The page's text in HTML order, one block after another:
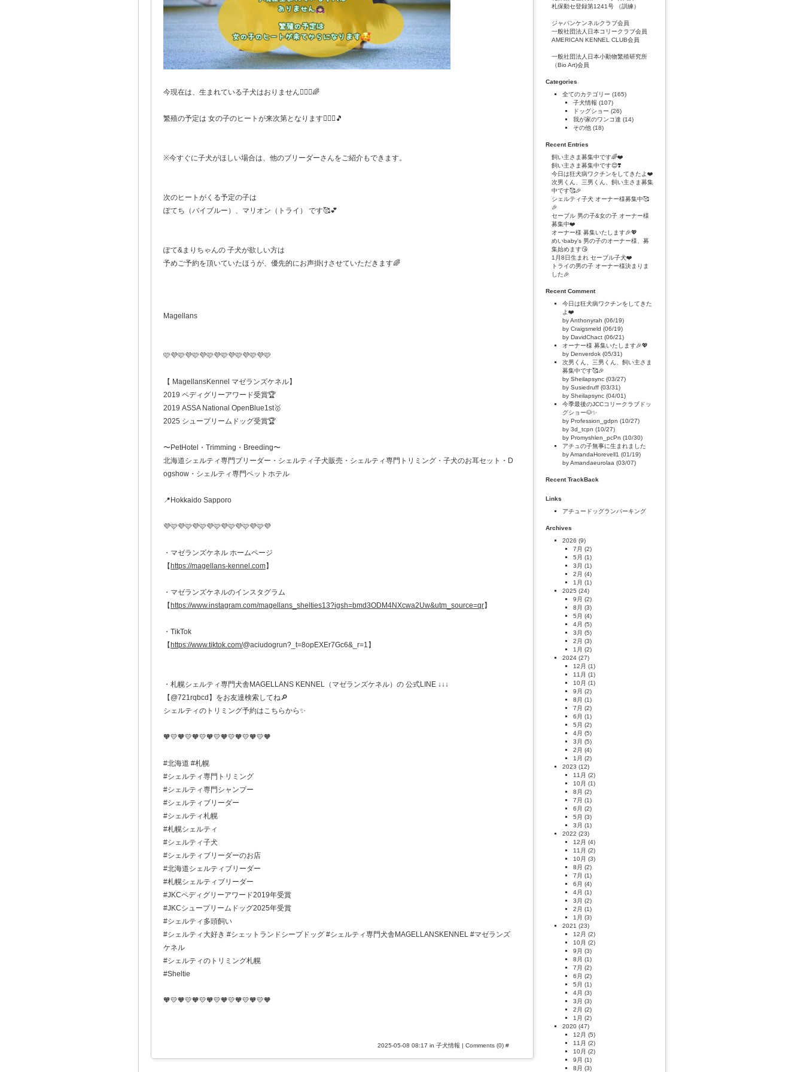
今現在は、生まれている子犬はおりません🙇🏻‍♀️🌈
繁殖の予定は 女の子のヒートが来次第となります🙋🏻‍♀️🎵
※今すぐに子犬がほしい場合は、他のブリーダーさんをご紹介もできます。
次のヒートがくる予定の子は
ぽてち（バイブルー）、マリオン（トライ） です🥰💕
ぽて&まりちゃんの 子犬が欲しい方は
予めご予約を頂いていたほうが、優先的にお声掛けさせていただきます🌈
Magellans
🩷💜🩷💜🩷💜🩷💜🩷💜🩷💜🩷💜🩷
【 MagellansKennel マゼランズケネル】
2019 ペディグリーアワード受賞🏆
2019 ASSA National OpenBlue1st🥇
2025 シュープリームドッグ受賞🏆
〜PetHotel・Trimming・Breeding〜
北海道シェルティ専門ブリーダー・シェルティ子犬販売・シェルティ専門トリミング・子犬のお耳セット・D
ogshow・シェルティ専門ペットホテル
📍Hokkaido Sapporo
💜🩷💜🩷💜🩷💜🩷💜🩷💜🩷💜🩷💜
・マゼランズケネル ホームページ
【 https://magellans-kennel.com】
・マゼランズケネルのインスタグラム
【 https://www.instagram.com/magellans_shelties13?igsh=bmd3ODM4NXcwa2Uw&utm_source=qr】
・TikTok
【 https://www.tiktok.com/@aciudogrun?_t=8opEXEr7Gc6&_r=1】
・札幌シェルティ専門犬舎MAGELLANS KENNEL（マゼランズケネル）の 公式LINE ↓↓↓
【@721rqbcd】をお友達検索してね🔎
シェルティのトリミング予約はこちらから✨
🧡💛🧡💛🧡💛🧡💛🧡💛🧡💛🧡💛🧡
#北海道 #札幌
#シェルティ専門トリミング
#シェルティ専門シャンプー
#シェルティブリーダー
#シェルティ札幌
#札幌シェルティ
#シェルティ子犬
#シェルティブリーダーのお店
#北海道シェルティブリーダー
#札幌シェルティブリーダー
#JKCペディグリーアワード2019年受賞
#JKCシュープリームドッグ2025年受賞
#シェルティ多頭飼い
#シェルティ大好き #シェットランドシープドッグ #シェルティ専門犬舎MAGELLANSKENNEL #マゼランズ
ケネル
#シェルティのトリミング札幌
#Sheltie
🧡💛🧡💛🧡💛🧡💛🧡💛🧡💛🧡💛🧡
2025-05-08 08:17 in 子犬情報 | Comments (0) #
札保動セ登録第1241号 （訓練）
ジャパンケンネルクラブ会員
一般社団法人日本コリークラブ会員
AMERICAN KENNEL CLUB会員
一般社団法人日本小動物繁殖研究所
（Bio Art)会員
Categories
全てのカテゴリー (165)
子犬情報 (107)
ドッグショー (26)
我が家のワンコ達 (14)
その他 (18)
Recent Entries
飼い主さま募集中です🌈❤️
飼い主さま募集中です😊❣️
今日は狂犬病ワクチンをしてきたよ❤️
次男くん、三男くん、飼い主さま募集
中です🥰🎉
シェルティ子犬 オーナー様募集中🥰
🎉
セーブル 男の子&女の子 オーナー様
募集中❤️
オーナー様 募集いたします🎉💖
めいbaby's 男の子のオーナー様、募
集始めます😘
1月8日生まれ セーブル子犬❤️
トライの男の子 オーナー様決まりま
した🎉
Recent Comment
今日は狂犬病ワクチンをしてきた
よ❤️
by Anthonyrah (06/19)
by Craigsmeld (06/19)
by DavidChact (06/21)
オーナー様 募集いたします🎉💖
by Denverdok (05/31)
次男くん、三男くん、飼い主さま
募集中です🥰🎉
by Sheilapsync (03/27)
by Susiedruff (03/31)
by Sheilapsync (04/01)
今季最後のJCCコリークラブドッ
グショー🐶✨
by Profession_gdpn (10/27)
by 3d_tcpn (10/27)
by Promyshlen_pcPn (10/30)
アチュの子無事に生まれました
by AmandaHorevell1 (01/19)
by Amandaeurolaa (03/07)
Recent TrackBack
Links
アチュードッグランパーキング
Archives
2026 (9)
7月 (2)
5月 (1)
3月 (1)
2月 (4)
1月 (1)
2025 (24)
9月 (2)
8月 (3)
5月 (4)
4月 (5)
3月 (5)
2月 (3)
1月 (2)
2024 (27)
12月 (1)
11月 (1)
10月 (1)
9月 (2)
8月 (1)
7月 (2)
6月 (1)
5月 (2)
4月 (5)
3月 (5)
2月 (4)
1月 (2)
2023 (12)
11月 (2)
10月 (1)
8月 (2)
7月 (1)
6月 (2)
5月 (3)
3月 (1)
2022 (23)
12月 (4)
11月 (2)
10月 (3)
8月 (2)
7月 (1)
6月 (4)
4月 (1)
3月 (2)
2月 (1)
1月 (3)
2021 (23)
12月 (2)
10月 (2)
9月 (3)
8月 (1)
7月 (2)
6月 (2)
5月 (1)
4月 (3)
3月 (3)
2月 (2)
1月 (2)
2020 (47)
12月 (5)
11月 (2)
10月 (2)
9月 (1)
8月 (3)